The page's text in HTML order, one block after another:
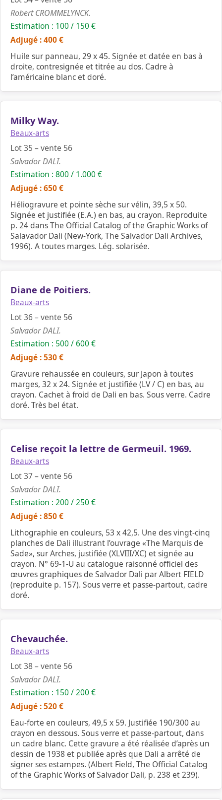
Robert CROMMELYNCK.
Estimation : 100 / 150 €
Adjugé : 400 €
Huile sur panneau, 29 x 45. Signée et datée en bas à
droite, contresignée et titrée au dos. Cadre à
l’américaine blanc et doré.
Milky Way.
Beaux-arts
Lot 35 – vente 56
Salvador DALI.
Estimation : 800 / 1.000 €
Adjugé : 650 €
Héliogravure et pointe sèche sur vélin, 39,5 x 50.
Signée et justifiée (E.A.) en bas, au crayon. Reproduite
p. 24 dans The Official Catalog of the Graphic Works of
Salavador Dali (New-York, The Salvador Dali Archives,
1996). A toutes marges. Lég. solarisée.
Diane de Poitiers.
Beaux-arts
Lot 36 – vente 56
Salvador DALI.
Estimation : 500 / 600 €
Adjugé : 530 €
Gravure rehaussée en couleurs, sur Japon à toutes
marges, 32 x 24. Signée et justifiée (LV / C) en bas, au
crayon. Cachet à froid de Dali en bas. Sous verre. Cadre
doré. Très bel état.
Celise reçoit la lettre de Germeuil. 1969.
Beaux-arts
Lot 37 – vente 56
Salvador DALI.
Estimation : 200 / 250 €
Adjugé : 850 €
Lithographie en couleurs, 53 x 42,5. Une des vingt-cinq
planches de Dali illustrant l’ouvrage «The Marquis de
Sade», sur Arches, justifiée (XLVIII/XC) et signée au
crayon. N° 69-1-U au catalogue raisonné officiel des
œuvres graphiques de Salvador Dali par Albert FIELD
(reproduite p. 157). Sous verre et passe-partout, cadre
doré.
Chevauchée.
Beaux-arts
Lot 38 – vente 56
Salvador DALI.
Estimation : 150 / 200 €
Adjugé : 520 €
Eau-forte en couleurs, 49,5 x 59. Justifiée 190/300 au
crayon en dessous. Sous verre et passe-partout, dans
un cadre blanc. Cette gravure a été réalisée d’après un
dessin de 1938 et publiée après que Dali a arrêté de
signer ses estampes. (Albert Field, The Official Catalog
of the Graphic Works of Salvador Dali, p. 238 et 239).